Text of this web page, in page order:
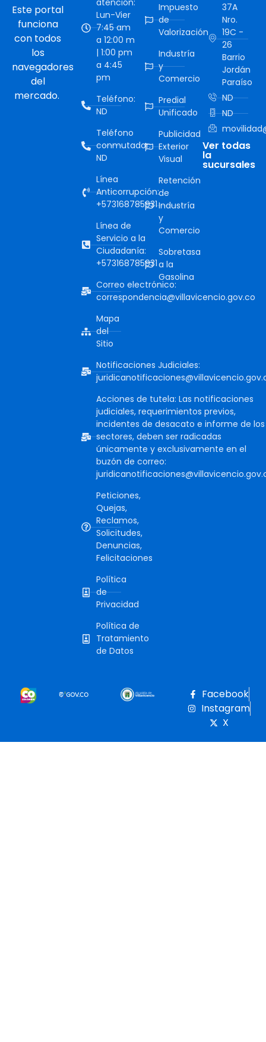
Este portal
funciona
con todos
los
navegadores
del
mercado.
atención:
Lun-Vier
7:45 am
a 12:00 m
| 1:00 pm
a 4:45
pm
Teléfono:
ND
Teléfono
conmutador:
ND
Línea
Anticorrupción:
+573168785931
Línea de
Servicio a la
Ciudadanía:
+573168785931
Correo electrónico:
correspondencia@villavicencio.gov.co
Mapa
del
Sitio
Notificaciones Judiciales:
Acciones de tutela: Las notificaciones
judiciales, requerimientos previos,
incidentes de desacato e informe de los
sectores, deben ser radicadas
únicamente y exclusivamente en el
buzón de correo:
Peticiones,
Quejas,
Reclamos,
Solicitudes,
Denuncias,
Felicitaciones
Política
de
Privacidad
Política de
Tratamiento
de Datos
Impuesto
de
Valorización
Industría
y
Comercio
Predial
Unificado
Publicidad
Exterior
Visual
Retención
de
Industría
y
Comercio
Sobretasa
a la
Gasolina
37A
Nro.
19C -
26
Barrio
Jordán
Paraíso
ND
ND
Ver todas
la
sucursales
Facebook
Instagram
X